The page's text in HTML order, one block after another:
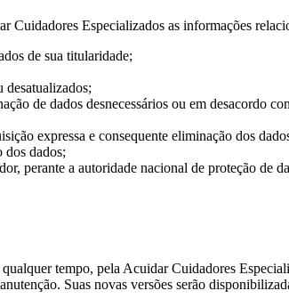
Especializados as informações
de sua titularidade;
desatualizados;
de dados desnecessários ou em desacordo
expressa e consequente eliminação dos
dos dados;
perante a autoridade nacional de proteção de
tempo, pela Acuidar Cuidadores
Suas novas versões serão